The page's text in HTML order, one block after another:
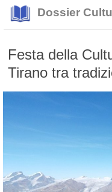
Dossier
Festa della
Tirano tra